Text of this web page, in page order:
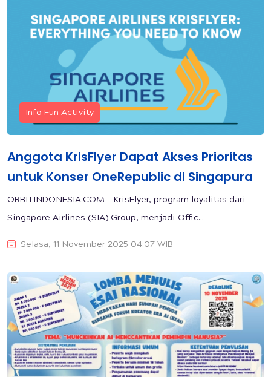
Info Fun Activity
Anggota KrisFlyer Dapat Akses Prioritas
untuk Konser OneRepublic di Singapura
ORBITINDONESIA.COM - KrisFlyer, program loyalitas dari
Singapore Airlines (SIA) Group, menjadi Offic...
Selasa, 11 November 2025 04:07 WIB